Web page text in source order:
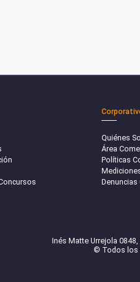
Quiénes
Área
Políticas
Denuncias
Inés Matte Urrejola
© Todos los